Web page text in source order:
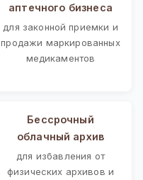
аптечного бизнеса
для законной приемки и
продажи маркированных
медикаментов
Бессрочный
облачный архив
для избавления от
физических архивов и